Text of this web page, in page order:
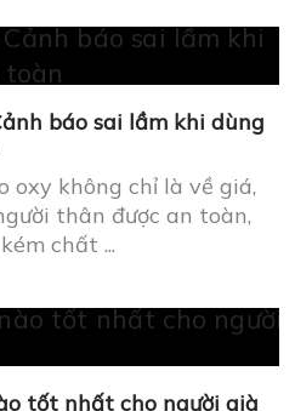
oxy không chỉ là về giá,
thân được an toàn,
chất ...
y tế MedJin